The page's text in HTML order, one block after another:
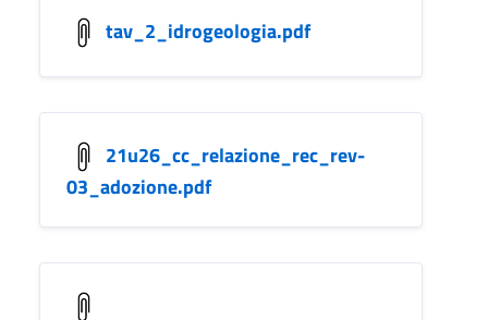
tav_2_idrogeologia.pdf
21u26_cc_relazione_rec_rev-
03_adozione.pdf